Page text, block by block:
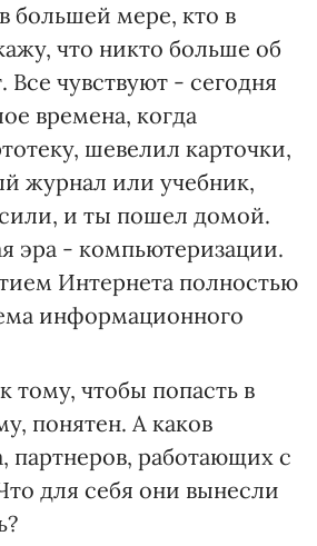
большей мере, кто в
что никто больше об
Все чувствуют - сегодня
времена, когда
шевелил карточки,
журнал или учебник,
и ты пошел домой.
эра - компьютеризации.
Интернета полностью
информационного
тому, чтобы попасть в
понятен. А каков
партнеров, работающих с
для себя они вынесли